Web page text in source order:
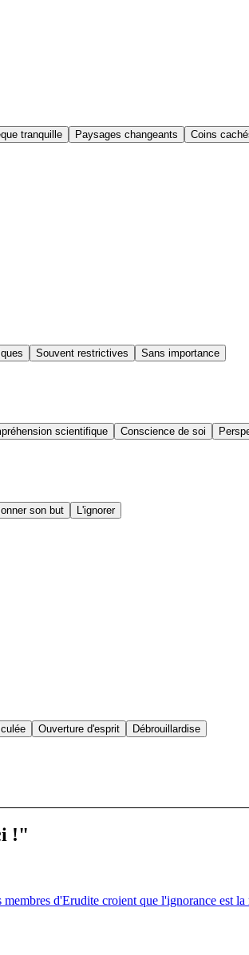
tranquille Paysages changeants Coins
Souvent restrictives Sans importance
scientifique Conscience de soi
son but L'ignorer
Ouverture d'esprit Débrouillardise
!"
d'Erudite croient que l'ignorance est